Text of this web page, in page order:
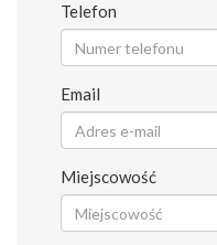
Telefon
Email
Miejscowość